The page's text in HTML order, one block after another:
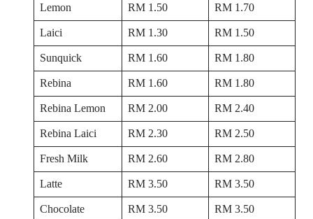
Lemon
RM 1.50
RM 1.70
Laici
RM 1.30
RM 1.50
Sunquick
RM 1.60
RM 1.80
Rebina
RM 1.60
RM 1.80
Rebina Lemon
RM 2.00
RM 2.40
Rebina Laici
RM 2.30
RM 2.50
Fresh Milk
RM 2.60
RM 2.80
Latte
RM 3.50
RM 3.50
Chocolate
RM 3.50
RM 3.50